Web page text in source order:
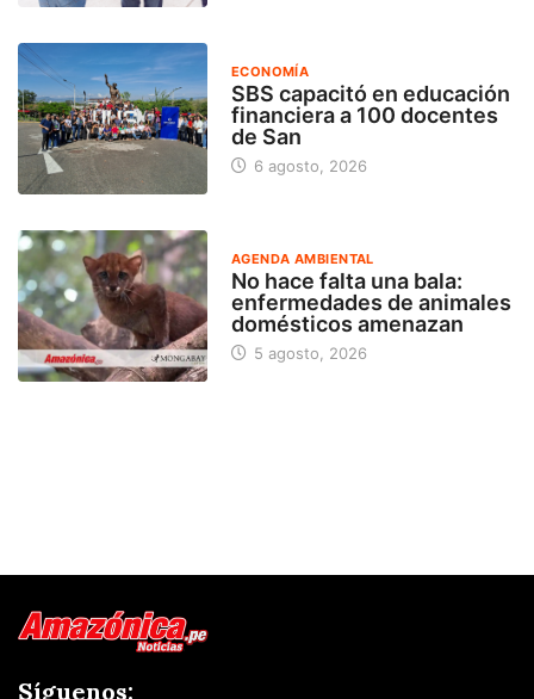
ECONOMÍA
SBS capacitó en educación
financiera a 100 docentes
de San
6 agosto, 2026
AGENDA AMBIENTAL
No hace falta una bala:
enfermedades de animales
domésticos amenazan
5 agosto, 2026
Síguenos: